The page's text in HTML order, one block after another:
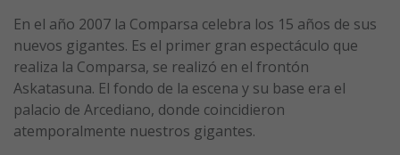
En el año 2007 la Comparsa celebra los 15 años de sus
nuevos gigantes. Es el primer gran espectáculo que
realiza la Comparsa, se realizó en el frontón
Askatasuna. El fondo de la escena y su base era el
palacio de Arcediano, donde coincidieron
atemporalmente nuestros gigantes.